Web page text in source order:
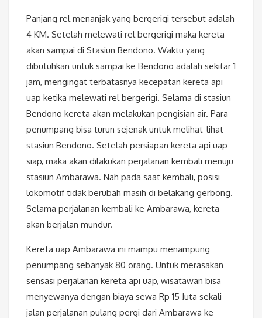
Panjang rel menanjak yang bergerigi tersebut adalah
4 KM. Setelah melewati rel bergerigi maka kereta
akan sampai di Stasiun Bendono. Waktu yang
dibutuhkan untuk sampai ke Bendono adalah sekitar 1
jam, mengingat terbatasnya kecepatan kereta api
uap ketika melewati rel bergerigi. Selama di stasiun
Bendono kereta akan melakukan pengisian air. Para
penumpang bisa turun sejenak untuk melihat-lihat
stasiun Bendono. Setelah persiapan kereta api uap
siap, maka akan dilakukan perjalanan kembali menuju
stasiun Ambarawa. Nah pada saat kembali, posisi
lokomotif tidak berubah masih di belakang gerbong.
Selama perjalanan kembali ke Ambarawa, kereta
akan berjalan mundur.
Kereta uap Ambarawa ini mampu menampung
penumpang sebanyak 80 orang. Untuk merasakan
sensasi perjalanan kereta api uap, wisatawan bisa
menyewanya dengan biaya sewa Rp 15 Juta sekali
jalan perjalanan pulang pergi dari Ambarawa ke